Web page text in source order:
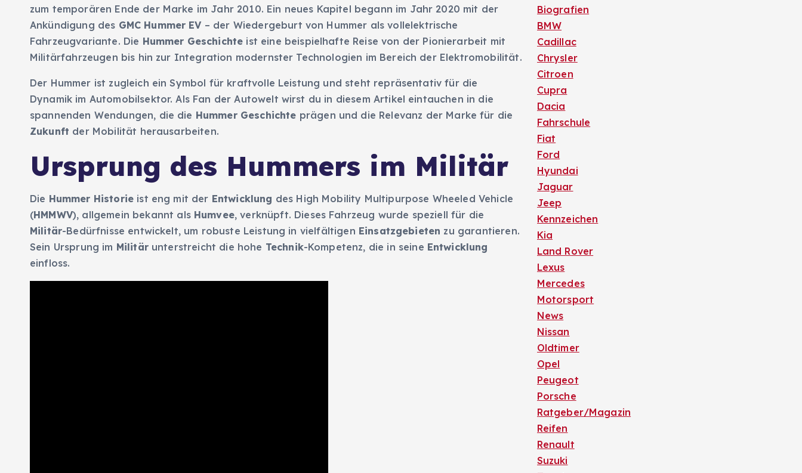
zum temporären Ende der Marke im Jahr 2010. Ein neues Kapitel begann im Jahr 2020 mit der
Ankündigung des GMC Hummer EV – der Wiedergeburt von Hummer als vollelektrische
Fahrzeugvariante. Die Hummer Geschichte ist eine beispielhafte Reise von der Pionierarbeit mit
Militärfahrzeugen bis hin zur Integration modernster Technologien im Bereich der Elektromobilität.
Der Hummer ist zugleich ein Symbol für kraftvolle Leistung und steht repräsentativ für die
Dynamik im Automobilsektor. Als Fan der Autowelt wirst du in diesem Artikel eintauchen in die
spannenden Wendungen, die die Hummer Geschichte prägen und die Relevanz der Marke für die
Zukunft der Mobilität herausarbeiten.
Ursprung des Hummers im Militär
Die Hummer Historie ist eng mit der Entwicklung des High Mobility Multipurpose Wheeled Vehicle
(HMMWV), allgemein bekannt als Humvee, verknüpft. Dieses Fahrzeug wurde speziell für die
Militär-Bedürfnisse entwickelt, um robuste Leistung in vielfältigen Einsatzgebieten zu garantieren.
Sein Ursprung im Militärunterstreicht die hohe Technik-Kompetenz, die in seine Entwicklung
einfloss.
Biografien
BMW
Cadillac
Chrysler
Citroen
Cupra
Dacia
Fahrschule
Fiat
Ford
Hyundai
Jaguar
Jeep
Kennzeichen
Kia
Land Rover
Lexus
Mercedes
Motorsport
News
Nissan
Oldtimer
Opel
Peugeot
Porsche
Ratgeber/Magazin
Reifen
Renault
Suzuki